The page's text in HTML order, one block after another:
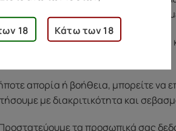
μας θα φροντίσει να βρει λύση
αποστέλλονται σε
άνετα κατά την παραλαβή.
απορία ή βοήθεια, μπορείτε να
με διακριτικότητα και
τα προσωπικά σας
18 Κάτω των 18